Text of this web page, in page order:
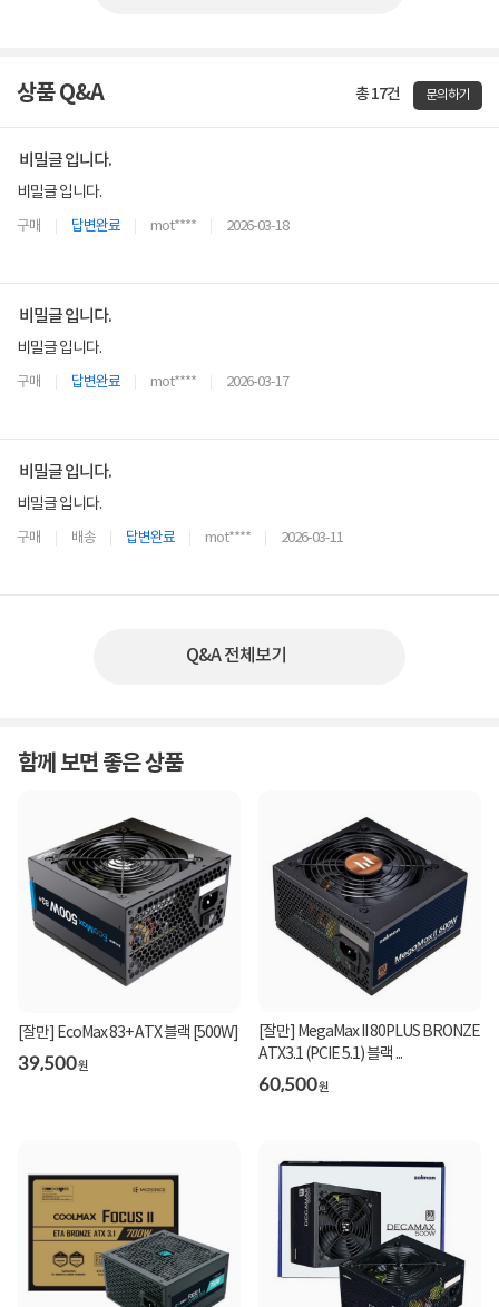
상품 Q&A 총 17건 문의하기
비밀글 입니다.
비밀글 입니다.
구매 답변완료 mot**** 2026-03-18
비밀글 입니다.
비밀글 입니다.
구매 답변완료 mot**** 2026-03-17
비밀글 입니다.
비밀글 입니다.
구매 배송 답변완료 mot**** 2026-03-11
Q&A 전체보기
함께 보면 좋은 상품
[잘만] EcoMax 83+ ATX 블랙 [500W]
39,500원
[잘만] MegaMax II 80PLUS BRONZE
ATX3.1 (PCIE 5.1) 블랙 ...
60,500원